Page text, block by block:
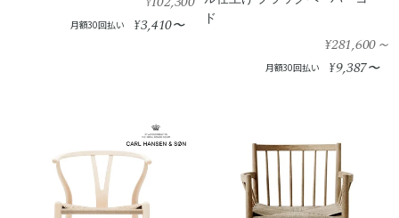
¥
月額30回払い ¥3,410〜
ド
¥281,600～
月額30回払い ¥9,387〜